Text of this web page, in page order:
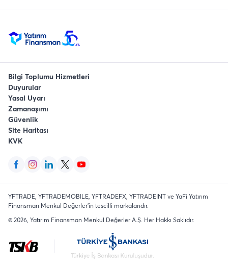
Bilgi Toplumu Hizmetleri
Duyurular
Yasal Uyarı
Zamanaşımı
Güvenlik
Site Haritası
KVK
YFTRADE, YFTRADEMOBILE, YFTRADEFX, YFTRADEINT ve YaFi Yatırım
Finansman Menkul Değerler'in tescilli markalarıdır.
©2026 , Yatırım Finansman Menkul Değerler A.Ş. Her Hakkı Saklıdır.